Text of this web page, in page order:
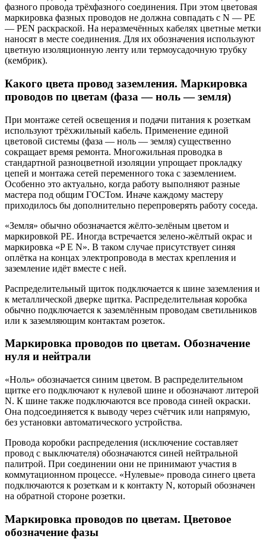
фазного провода трёхфазного соединения. При этом цветовая
маркировка фазных проводов не должна совпадать с N — PE
— PEN раскраской. На неразмечённых кабелях цветные метки
наносят в месте соединения. Для их обозначения используют
цветную изоляционную ленту или термоусадочную трубку
(кембрик).
Какого цвета провод заземления. Маркировка
проводов по цветам (фаза — ноль — земля)
При монтаже сетей освещения и подачи питания к розеткам
используют трёхжильный кабель. Применение единой
цветовой системы (фаза — ноль — земля) существенно
сокращает время ремонта. Многожильная проводка в
стандартной разноцветной изоляции упрощает прокладку
цепей и монтажа сетей переменного тока с заземлением.
Особенно это актуально, когда работу выполняют разные
мастера под общим ГОСТом. Иначе каждому мастеру
приходилось бы дополнительно перепроверять работу соседа.
«Земля» обычно обозначается жёлто-зелёным цветом и
маркировкой PE. Иногда встречается зелено-жёлтый окрас и
маркировка «P E N». В таком случае присутствует синяя
оплётка на концах электропровода в местах крепления и
заземление идёт вместе с ней.
Распределительный щиток подключается к шине заземления и
к металлической дверке щитка. Распределительная коробка
обычно подключается к заземлённым проводам светильников
или к заземляющим контактам розеток.
Маркировка проводов по цветам. Обозначение
нуля и нейтрали
«Ноль» обозначается синим цветом. В распределительном
щитке его подключают к нулевой шине и обозначают литерой
N. К шине также подключаются все провода синей окраски.
Она подсоединяется к выводу через счётчик или напрямую,
без установки автоматического устройства.
Провода коробки распределения (исключение составляет
провод с выключателя) обозначаются синей нейтральной
палитрой. При соединении они не принимают участия в
коммутационном процессе. «Нулевые» провода синего цвета
подключаются к розеткам и к контакту N, который обозначен
на обратной стороне розетки.
Маркировка проводов по цветам. Цветовое
обозначение фазы